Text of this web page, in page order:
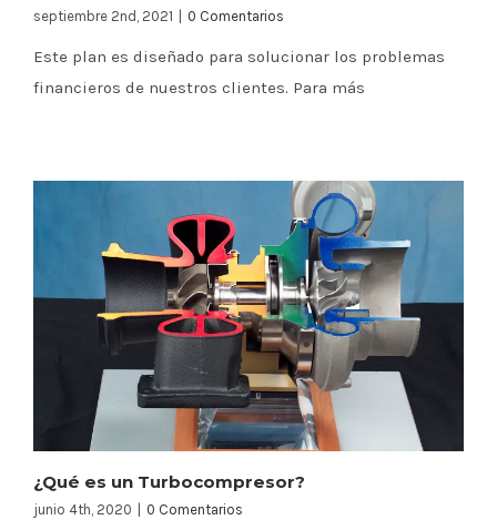
septiembre 2nd, 2021 0 Comentarios
Este plan es diseñado para solucionar los problemas
financieros de nuestros clientes. Para más
¿Qué es un Turbocompresor?
junio 4th, 2020 0 Comentarios